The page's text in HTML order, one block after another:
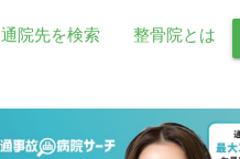
通院先を検索 整骨院とは